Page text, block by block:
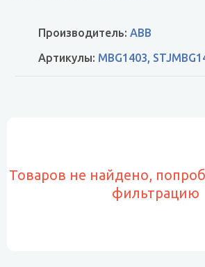
Производитель: ABB
Артикулы: MBG1403,
Товаров не найдено,
фильтрацию